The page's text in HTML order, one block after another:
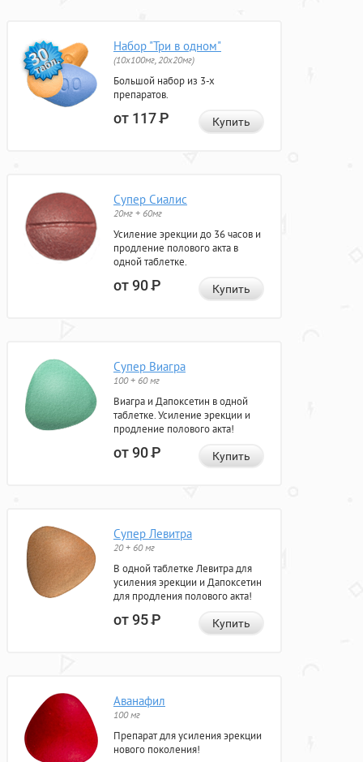
Набор "Три в одном"
(10x100мг, 20x20мг)
Большой набор из 3-х
препаратов.
от 117Р Купить
Супер Сиалис
20мг + 60мг
Усиление эрекции до 36 часов и
продление полового акта в
одной таблетке.
от 90Р Купить
Супер Виагра
100 + 60 мг
Виагра и Дапоксетин в одной
таблетке. Усиление эрекции и
продление полового акта!
от 90Р Купить
Супер Левитра
20 + 60 мг
В одной таблетке Левитра для
усиления эрекции и Дапоксетин
для продления полового акта!
от 95Р Купить
Аванафил
100 мг
Препарат для усиления эрекции
нового поколения!